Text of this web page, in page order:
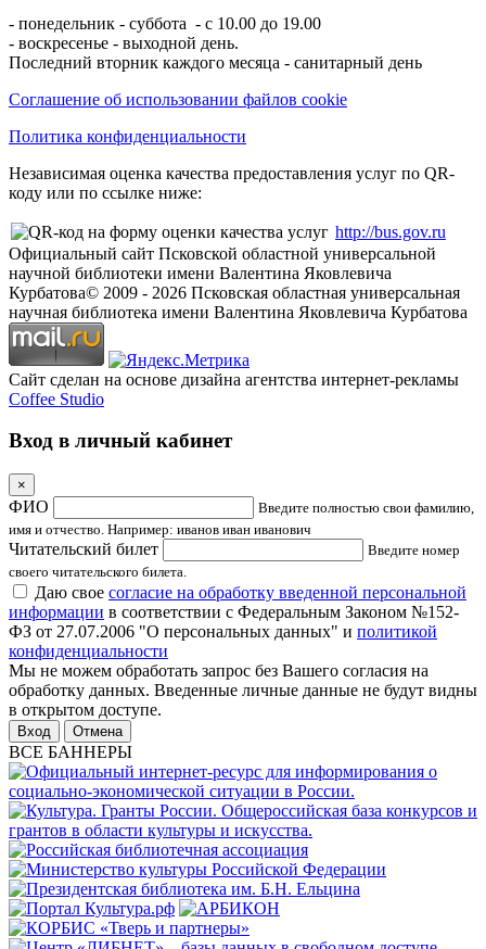
- понедельник - суббота - с 10.00 до 19.00
- воскресенье - выходной день.
Последний вторник каждого месяца - санитарный день
Соглашение об использовании файлов cookie
Политика конфиденциальности
Независимая оценка качества предоставления услуг по QR-
коду или по ссылке ниже:
http://bus.gov.ru
Официальный сайт Псковской областной универсальной
научной библиотеки имени Валентина Яковлевича
Курбатова© 2009 - 2026 Псковская областная универсальная
научная библиотека имени Валентина Яковлевича Курбатова
Сайт сделан на основе дизайна агентства интернет-рекламы
Coffee Studio
Вход в личный кабинет
×
ФИО
Введите полностью свои фамилию,
имя и отчество. Например: иванов иван иванович
Читательский билет
Введите номер
своего читательского билета.
Даю свое согласие на обработку введенной персональной
информации в соответствии с Федеральным Законом №152-
ФЗ от 27.07.2006 "О персональных данных" и политикой
конфиденциальности
Мы не можем обработать запрос без Вашего согласия на
обработку данных. Введенные личные данные не будут видны
в открытом доступе.
Отмена
ВСЕ БАННЕРЫ